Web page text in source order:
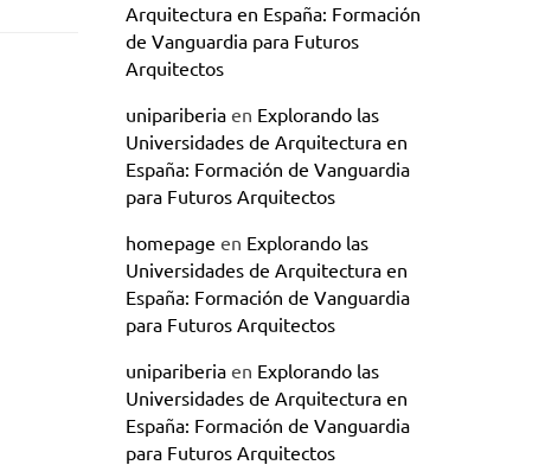
Arquitectura en España: Formación
de Vanguardia para Futuros
Arquitectos
unipariberiaen Explorando las
Universidades de Arquitectura en
España: Formación de Vanguardia
para Futuros Arquitectos
homepage en Explorando las
Universidades de Arquitectura en
España: Formación de Vanguardia
para Futuros Arquitectos
unipariberiaen Explorando las
Universidades de Arquitectura en
España: Formación de Vanguardia
para Futuros Arquitectos